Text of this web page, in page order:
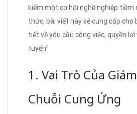
kiếm một cơ hội nghề nghiệp tiềm
thức, bài viết này sẽ cung cấp cho
tiết về yêu cầu công việc, quyền
tuyển!
1. Vai Trò Của
Chuỗi Cung Ứng